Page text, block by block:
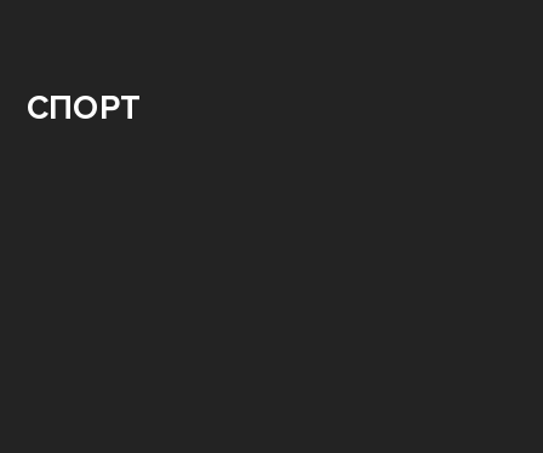
СПОРТ